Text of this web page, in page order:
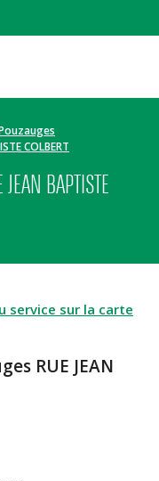
COLBERT
BAPTISTE
service sur la carte
RUE JEAN